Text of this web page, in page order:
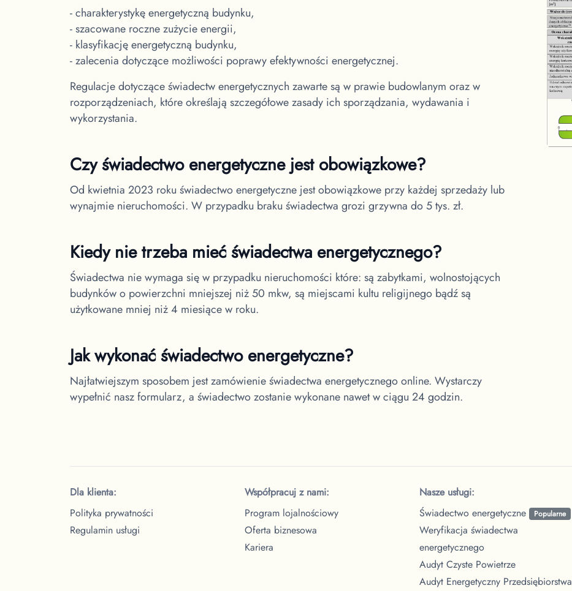
- charakterystykę energetyczną budynku,
- szacowane roczne zużycie energii,
- klasyfikację energetyczną budynku,
- zalecenia dotyczące możliwości poprawy efektywności energetycznej.
Regulacje dotyczące świadectw energetycznych zawarte są w prawie budowlanym oraz w
rozporządzeniach, które określają szczegółowe zasady ich sporządzania, wydawania i
wykorzystania.
Czy świadectwo energetyczne jest obowiązkowe?
Od kwietnia 2023 roku świadectwo energetyczne jest obowiązkowe przy każdej sprzedaży lub
wynajmie nieruchomości. W przypadku braku świadectwa grozi grzywna do 5 tys. zł.
Kiedy nie trzeba mieć świadectwa energetycznego?
Świadectwa nie wymaga się w przypadku nieruchomości które: są zabytkami, wolnostojących
budynków o powierzchni mniejszej niż 50 mkw, są miejscami kultu religijnego bądź są
użytkowane mniej niż 4 miesiące w roku.
Jak wykonać świadectwo energetyczne?
Najłatwiejszym sposobem jest zamówienie świadectwa energetycznego online. Wystarczy
wypełnić nasz formularz, a świadectwo zostanie wykonane nawet w ciągu 24 godzin.
Dla klienta:
Polityka prywatności
Regulamin usługi
Współpracuj z nami:
Program lojalnościowy
Oferta biznesowa
Kariera
Nasze usługi:
Świadectwo energetyczne
Popularne
Weryfikacja świadectwa
energetycznego
Audyt Czyste Powietrze
Audyt Energetyczny Przedsiębiorstwa